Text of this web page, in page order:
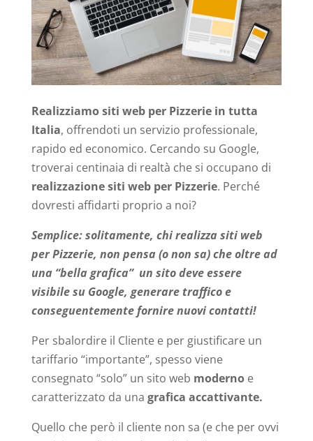
Realizziamo siti web per Pizzerie in tutta
Italia, offrendoti un servizio professionale,
rapido ed economico. Cercando su Google,
troverai centinaia di realtà che si occupano di
realizzazione siti web per Pizzerie. Perché
dovresti affidarti proprio a noi?
Semplice: solitamente, chi realizza siti web
per Pizzerie, non pensa (o non sa) che oltre ad
una “bella grafica” un sito deve essere
visibile su Google, generare traffico e
conseguentemente fornire nuovi contatti!
Per sbalordire il Cliente e per giustificare un
tariffario “importante”, spesso viene
consegnato “solo” un sito web modernoe
caratterizzato da una grafica accattivante.
Quello che però il cliente non sa (e che per ovvi